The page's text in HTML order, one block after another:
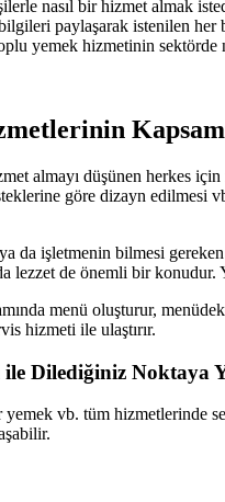
nasıl bir hizmet almak
paylaşarak istenilen her
yemek hizmetinin
almayı düşünen herkes
göre dizayn
da işletmenin bilmesi
lezzet de önemli bir
menü oluşturur,
hizmeti ile ulaştırır.
Dilediğiniz Noktaya
vb. tüm hizmetlerinde